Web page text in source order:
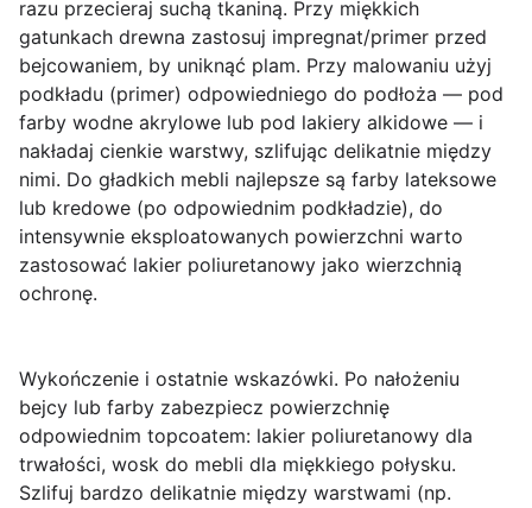
razu przecieraj suchą tkaniną. Przy miękkich
gatunkach drewna zastosuj impregnat/primer przed
bejcowaniem, by uniknąć plam. Przy malowaniu użyj
podkładu (primer) odpowiedniego do podłoża — pod
farby wodne akrylowe lub pod lakiery alkidowe — i
nakładaj cienkie warstwy, szlifując delikatnie między
nimi. Do gładkich mebli najlepsze są farby lateksowe
lub kredowe (po odpowiednim podkładzie), do
intensywnie eksploatowanych powierzchni warto
zastosować lakier poliuretanowy jako wierzchnią
ochronę.
Wykończenie i ostatnie wskazówki. Po nałożeniu
bejcy lub farby zabezpiecz powierzchnię
odpowiednim topcoatem: lakier poliuretanowy dla
trwałości, wosk do mebli dla miękkiego połysku.
Szlifuj bardzo delikatnie między warstwami (np.